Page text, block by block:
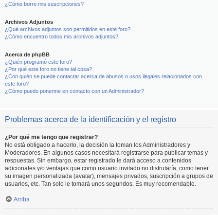
¿Cómo borro mis suscripciones?
Archivos Adjuntos
¿Qué archivos adjuntos son permitidos en este foro?
¿Cómo encuentro todos mis archivos adjuntos?
Acerca de phpBB
¿Quién programó este foro?
¿Por qué este foro no tiene tal cosa?
¿Con quién se puede contactar acerca de abusos o usos ilegales relacionados con
este foro?
¿Cómo puedo ponerme en contacto con un Administrador?
Problemas acerca de la identificación y el registro
¿Por qué me tengo que registrar?
No está obligado a hacerlo, la decisión la toman los Administradores y
Moderadores. En algunos casos necesitará registrarse para publicar temas y
respuestas. Sin embargo, estar registrado le dará acceso a contenidos
adicionales y/o ventajas que como usuario invitado no disfrutaría, como tener
su imagen personalizada (avatar), mensajes privados, suscripción a grupos de
usuarios, etc. Tan solo le tomará unos segundos. Es muy recomendable.
Arriba